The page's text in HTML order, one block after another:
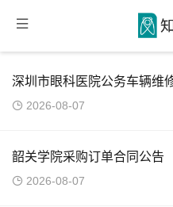
深圳市眼科医院公务车辆维
2026-08-07
韶关学院采购订单合同公告
2026-08-07